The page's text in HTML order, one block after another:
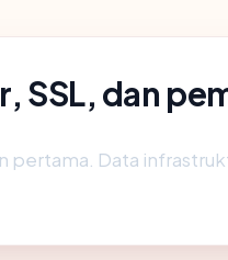
dan
pertama. Data